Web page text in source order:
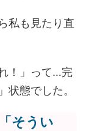
私も見たり直
！」って…完
状態でした。
そうい